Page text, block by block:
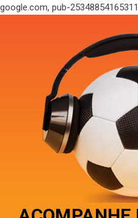
google.com, pub-